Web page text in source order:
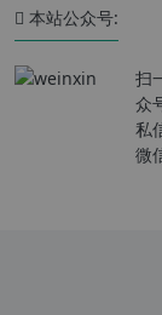
本站公众号:
扫
众
私
微